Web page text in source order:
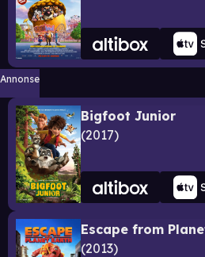
Annonse
Bigfoot Junior
2017
Escape from
2013